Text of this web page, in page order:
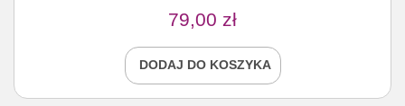
79,00 zł
DODAJ DO KOSZYKA